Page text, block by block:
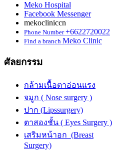
Meko Hospital
Facebook Messenger
mekocliniccn
Phone Number+6622720022
Find a branch Meko Clinic
ศัลยกรรม
กล้ามเนื้อตาอ่อนแรง
จมูก ( Nose surgery )
ปาก (Lipssurgery)
ตาสองชั้น ( Eyes Surgery )
เสริมหน้าอก (Breast
Surgery)